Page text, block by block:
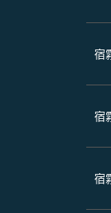
宿
宿
宿